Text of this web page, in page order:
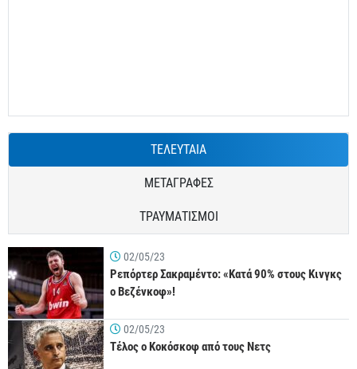
ΤΕΛΕΥΤΑΙΑ
ΜΕΤΑΓΡΑΦΕΣ
ΤΡΑΥΜΑΤΙΣΜΟΙ
02/05/23
Ρεπόρτερ Σακραμέντο: «Κατά 90% στους Κινγκς
ο Βεζένκοφ»!
02/05/23
Τέλος ο Κοκόσκοφ από τους Νετς